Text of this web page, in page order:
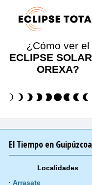
¿Cómo ver el
ECLIPSE SOLAR
OREXA?
El Tiempo en Guipúzcoa
Localidades
Arrasate